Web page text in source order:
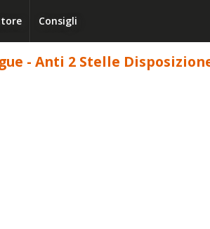
Consigli
- Anti 2 Stelle